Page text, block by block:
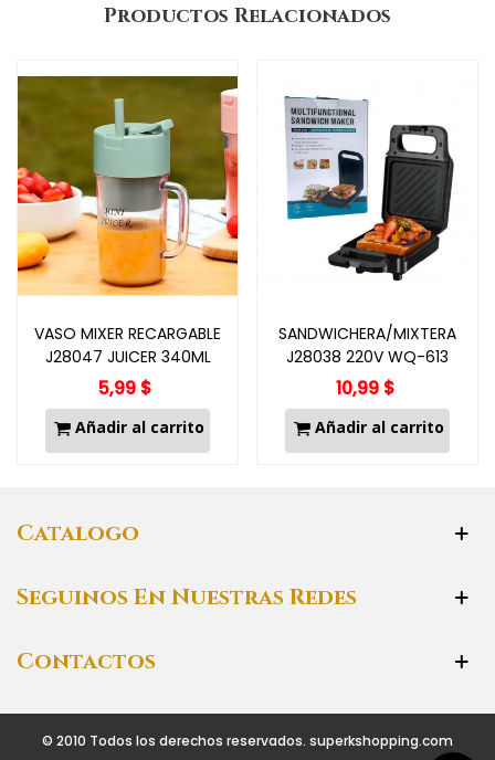
Productos Relacionados
VASO MIXER RECARGABLE
J28047 JUICER 340ML
5,99 $
Añadir al carrito
SANDWICHERA/MIXTERA
J28038 220V WQ-613
10,99 $
Añadir al carrito
Catalogo
Seguinos En Nuestras Redes
Contactos
© 2010 Todos los derechos reservados. superkshopping.com